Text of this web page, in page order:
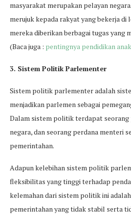
masyarakat merupakan pelayan
merujuk kepada rakyat yang bekerja di
mereka diberikan berbagai tugas yang
(Baca juga : pentingnya pendidikan
3. Sistem Politik Parlementer
Sistem politik parlementer adalah
menjadikan parlemen sebagai
Dalam sistem politik terdapat seorang
negara, dan seorang perdana menteri
pemerintahan.
Adapun kelebihan sistem politik
fleksibilitas yang tinggi terhadap
kelemahan dari sistem politik ini
pemerintahan yang tidak stabil serta